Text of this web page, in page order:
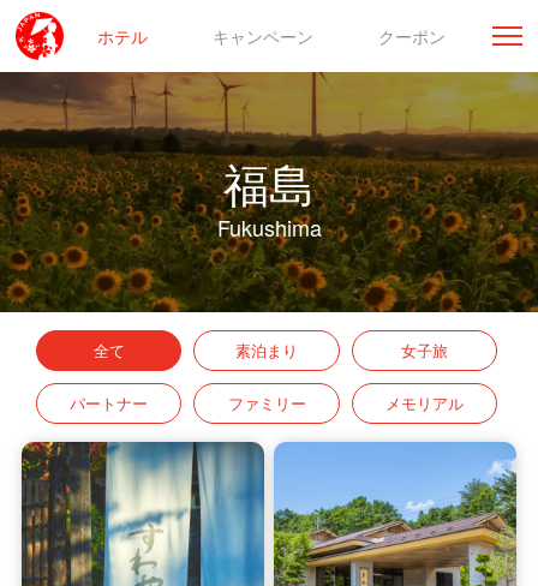
ホテル キャンペーン クーポン
福島
Fukushima
全て 素泊まり 女子旅
パートナー ファミリー メモリアル